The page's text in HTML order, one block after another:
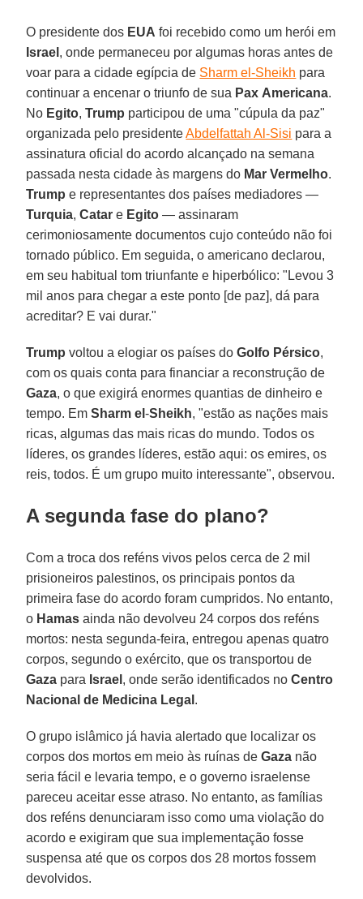
O presidente dos EUA foi recebido como um herói em
Israel , onde permaneceu por algumas horas antes de
voar para a cidade egípcia de Sharm el-Sheikh para
continuar a encenar o triunfo de sua Pax Americana.
No Egito,Trump participou de uma "cúpula da paz"
organizada pelo presidenteAbdelfattah Al-Sisi para a
assinatura oficial do acordo alcançado na semana
passada nesta cidade às margens do Mar Vermelho.
Trump e representantes dos países mediadores —
Turquia,Catar e Egito — assinaram
cerimoniosamente documentos cujo conteúdo não foi
tornado público. Em seguida, o americano declarou,
em seu habitual tom triunfante e hiperbólico: "Levou 3
mil anos para chegar a este ponto [de paz], dá para
acreditar? E vai durar."
Trump voltou a elogiar os países doGolfo Pérsico,
com os quais conta para financiar a reconstrução de
Gaza, o que exigirá enormes quantias de dinheiro e
tempo. EmSharm el-Sheikh, "estão as nações mais
ricas, algumas das mais ricas do mundo. Todos os
líderes, os grandes líderes, estão aqui: os emires, os
reis, todos. É um grupo muito interessante", observou.
A segunda fase do plano?
Com a troca dos reféns vivos pelos cerca de 2 mil
prisioneiros palestinos, os principais pontos da
primeira fase do acordo foram cumpridos. No entanto,
o Hamas ainda não devolveu 24 corpos dos reféns
mortos: nesta segunda-feira, entregou apenas quatro
corpos, segundo o exército, que os transportou de
Gaza para Israel , onde serão identificados noCentro
Nacional de Medicina Legal .
O grupo islâmico já havia alertado que localizar os
corpos dos mortos em meio às ruínas deGaza não
seria fácil e levaria tempo, e o governo israelense
pareceu aceitar esse atraso. No entanto, as famílias
dos reféns denunciaram isso como uma violação do
acordo e exigiram que sua implementação fosse
suspensa até que os corpos dos 28 mortos fossem
devolvidos.